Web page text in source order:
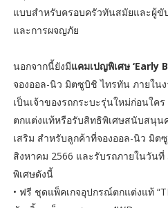
แบบสำหรับครอบครัวทันสมัยและผู้ขั
และการผจญภัย
นอกจากนี้ยังมีแคมเปญพิเศษ ‘Early
จองออล-นิว มิตซูบิชิ ไทรทัน ภายใน
เป็นเจ้าของรถกระบะรุ่นใหม่ก่อนใค
ตกแต่งแท้หรือรับสิทธิพิเศษสนับสนุน
เสริม สำหรับลูกค้าที่จองออล-นิว มิต
สิงหาคม 2566 และรับรถภายในวัน
พิเศษดังนี้
• ฟรี ชุดแพ็คเกจอุปกรณ์ตกแต่งแท้